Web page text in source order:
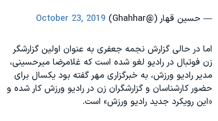
— حسين قهار (@Ghahhar)
October 23, 2019
اما در حالی گزارش نجمه جعفری به عنوان اولین گزارشگر
زن فوتبال در رادیو لغو شده است که غلامرضا میرحسینی،
مدیر رادیو ورزش، به خبرگزاری مهر گفته بود یکسال برای
حضور کارشناسان و گزارشگران زن در رادیو ورزش کار شده و
«این رویکرد جدید رادیو ورزش» است.